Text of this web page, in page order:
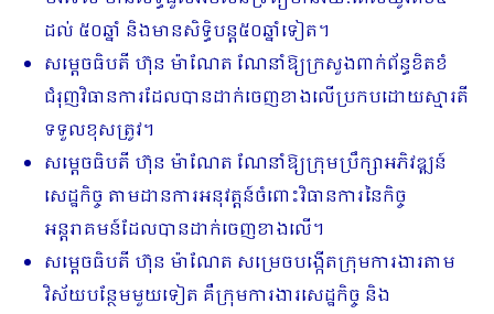
ដល់ ៥០ឆ្នាំ និងមានសិទ្ធិបន្ត៥០ឆ្នាំទៀត។
សម្តេចធិបតី ហ៊ុន ម៉ាណែត ណែនាំឱ្យក្រសួងពាក់ព័ន្ធខិតខំ
ជំរុញវិធានការដែលបានដាក់ចេញខាងលើប្រកបដោយស្មារតី
ទទួលខុសត្រូវ។
សម្តេចធិបតី ហ៊ុន ម៉ាណែត ណែនាំឱ្យក្រុមប្រឹក្សាអភិវឌ្ឍន៍
សេដ្ឋកិច្ច តាមដានការអនុវត្តន៍ចំពោះវិធានការនៃកិច្ច
អន្តរាគមន៍ដែលបានដាក់ចេញខាងលើ។
សម្តេចធិបតី ហ៊ុន ម៉ាណែត សម្រេចបង្កើតក្រុមការងារតាម
វិស័យបន្ថែមមួយទៀត គឺក្រុមការងារសេដ្ឋកិច្ច និង